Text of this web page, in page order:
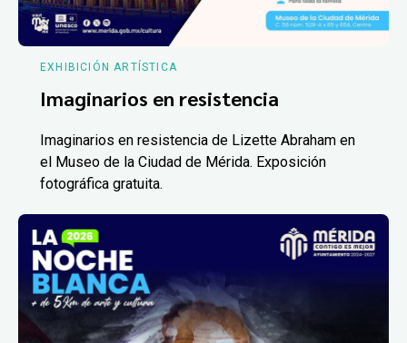
EXHIBICIÓN ARTÍSTICA
Imaginarios en resistencia
Imaginarios en resistencia de Lizette Abraham en
el Museo de la Ciudad de Mérida. Exposición
fotográfica gratuita.